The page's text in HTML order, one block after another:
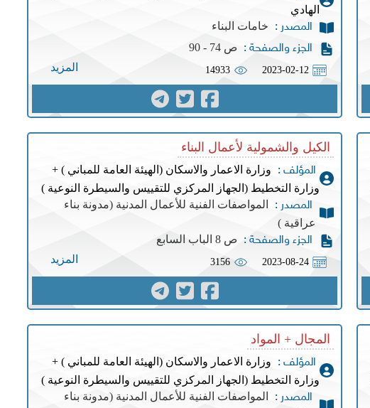
الهادي
المصدر : خامات البناء
الجزء والصفحة : ص 74 - 90
2023-02-12
14933 المزيد
الكيل والشمولية لأعمال البناء
المؤلف :
وزارة الاعمار والاسكان (الهيئة العامة للمباني ) +
وزارة التخطيط (الجهاز المركزي للتقييس والسيطرة النوعية )
المصدر :
المواصفات الفنية للأعمال المدنية (مدونة بناء
عراقية )
الجزء والصفحة : ص 8 الباب السابع
2023-08-24
3156 المزيد
المجال + المواد
المؤلف :
وزارة الاعمار والاسكان (الهيئة العامة للمباني ) +
وزارة التخطيط (الجهاز المركزي للتقييس والسيطرة النوعية )
المصدر :
المواصفات الفنية للأعمال المدنية (مدونة بناء